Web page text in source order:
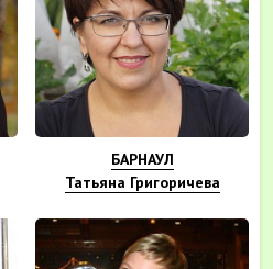
БАРНАУЛ
Татьяна Григоричева